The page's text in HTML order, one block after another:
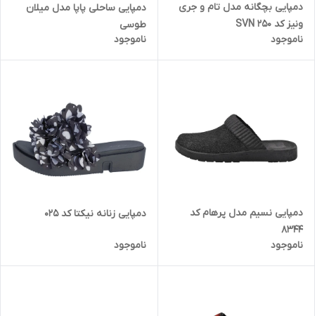
دمپایی بچگانه مدل تام و جری
ونیز کد SVN 250
ناموجود
دمپایی ساحلی پاپا مدل میلان
طوسی
ناموجود
دمپایی نسیم مدل پرهام کد
8344
ناموجود
دمپایی زنانه نیکتا کد 025
ناموجود